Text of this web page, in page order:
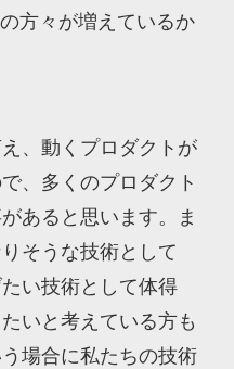
方々が増えているか
、動くプロダクトが
、多くのプロダクト
あると思います。ま
そうな技術として
い技術として体得
いと考えている方も
場合に私たちの技術